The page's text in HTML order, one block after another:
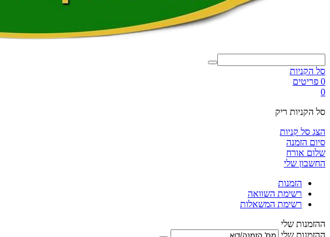
סל הקניות
0 פריטים
0
סל הקניות ריק
הצג סל קניות
סיום הזמנה
שלום אורח
החשבון שלי
הזמנות
רשימת השוואה
רשימת המשאלות
ההזמנות שלי
ההזמנות שלי